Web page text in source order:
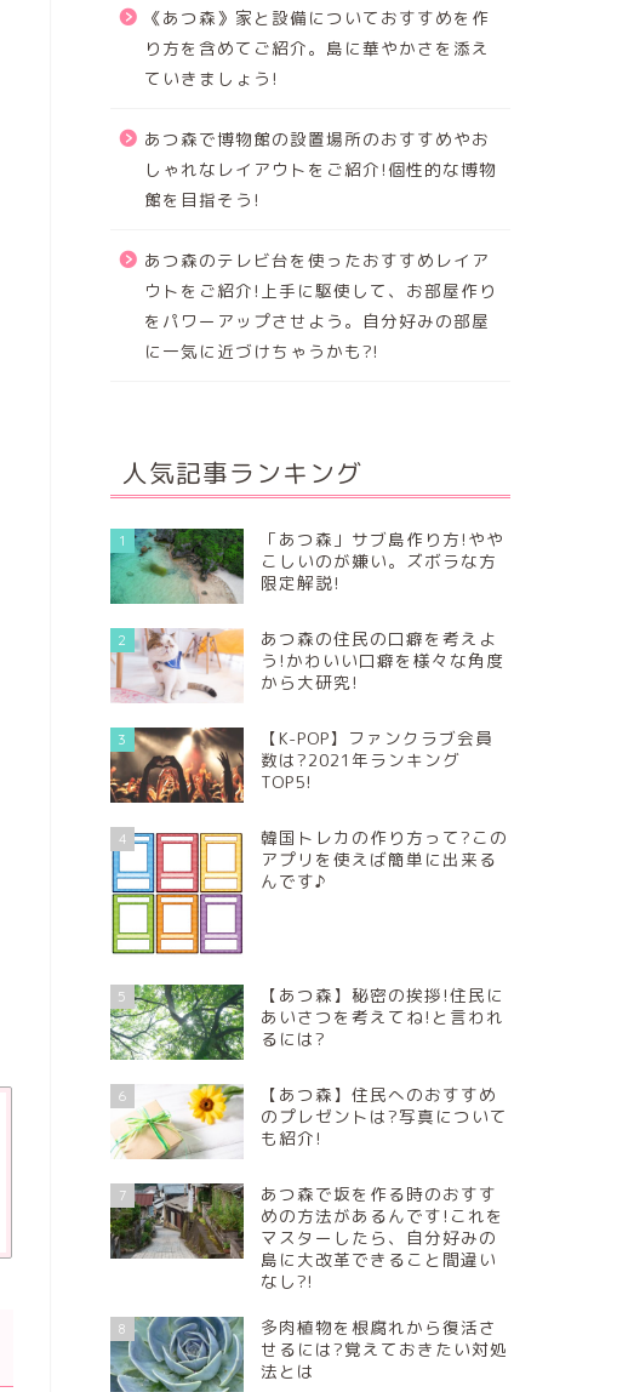
《あつ森》家と設備についておすすめを作
り方を含めてご紹介。島に華やかさを添え
ていきましょう!
あつ森で博物館の設置場所のおすすめやお
しゃれなレイアウトをご紹介!個性的な博物
館を目指そう!
あつ森のテレビ台を使ったおすすめレイア
ウトをご紹介!上手に駆使して、お部屋作り
をパワーアップさせよう。自分好みの部屋
に一気に近づけちゃうかも?!
人気記事ランキング
1
「あつ森」サブ島作り方!やや
こしいのが嫌い。ズボラな方
限定解説!
2
あつ森の住民の口癖を考えよ
う!かわいい口癖を様々な角度
から大研究!
3
【K-POP】ファンクラブ会員
数は?2021年ランキング
TOP5!
4
韓国トレカの作り方って?この
アプリを使えば簡単に出来る
んです♪
5
【あつ森】秘密の挨拶!住民に
あいさつを考えてね!と言われ
るには?
6
【あつ森】住民へのおすすめ
のプレゼントは?写真について
も紹介!
7
あつ森で坂を作る時のおすす
めの方法があるんです!これを
マスターしたら、自分好みの
島に大改革できること間違い
なし?!
8
多肉植物を根腐れから復活さ
せるには?覚えておきたい対処
法とは